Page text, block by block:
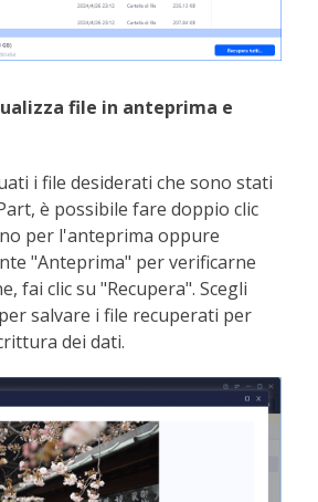
file in anteprima e
i file desiderati che sono stati
è possibile fare doppio clic
per l'anteprima oppure
"Anteprima" per verificarne
fai clic su "Recupera". Scegli
salvare i file recuperati per
dei dati.